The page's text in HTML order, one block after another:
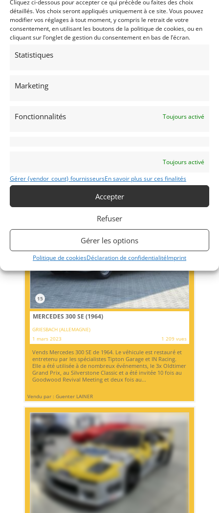
Cliquez ci-dessous pour accepter ce qui précède ou faites des choix
détaillés. Vos choix seront appliqués uniquement à ce site. Vous pouvez
modifier vos réglages à tout moment, y compris le retrait de votre
consentement, en utilisant les boutons de la politique de cookies, ou en
cliquant sur l’onglet de gestion du consentement en bas de l’écran.
Statistiques
Marketing
Fonctionnalités Toujours activé
Toujours activé
Gérer {vendor_count} fournisseursEn savoir plus sur ces finalités
Accepter
Refuser
Gérer les options
Politique de cookiesDéclaration de confidentialitéImprint
HONDA Z600 EN ÉTAT D’ORIGINE (1974)
2 mars 2023
2 222 vues
PSD
15
MERCEDES 300 SE (1964)
GRIESBACH (ALLEMAGNE)
1 mars 2023
1 209 vues
Vends Mercedes 300 SE de 1964. Le véhicule est restauré et
entretenu par les spécialistes Tipton Garage et IN Racing.
Elle a été utilisée à de nombreux événements, le 3x Oldtimer
Grand Prix, au Silverstone Classic et a été invitée 10 fois au
Goodwood Revival Meeting et deux fois au...
Vendu par : Guenter LAINER